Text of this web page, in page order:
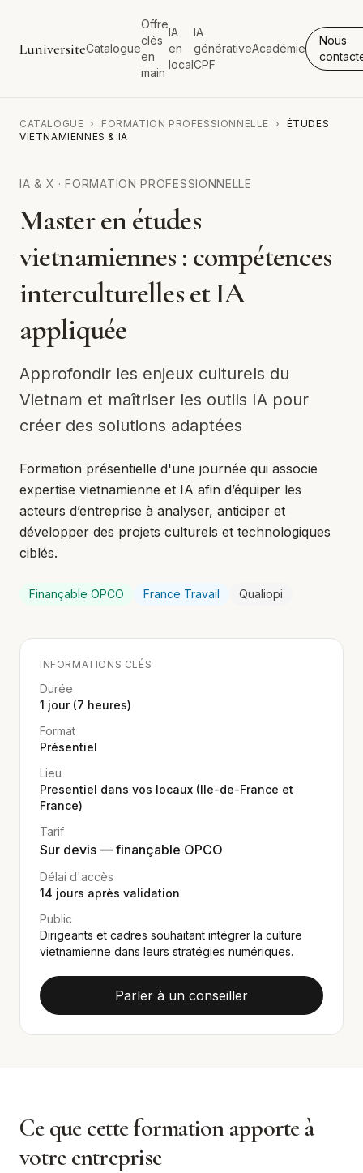
LuniversiteCatalogue
Offre
clés
en
main
IA
en
local
IA
générative
CPF
Académie
Nous
CATALOGUE › FORMATION PROFESSIONNELLE ›
ÉTUDES
VIETNAMIENNES & IA
IA & X ·FORMATION PROFESSIONNELLE
Master en études
vietnamiennes : compétences
interculturelles et IA
appliquée
Approfondir les enjeux culturels du
Vietnam et maîtriser les outils IA pour
créer des solutions adaptées
Formation présentielle d'une journée qui associe
expertise vietnamienne et IA afin d’équiper les
acteurs d’entreprise à analyser, anticiper et
développer des projets culturels et technologiques
ciblés.
Finançable OPCO France Travail Qualiopi
INFORMATIONS CLÉS
Durée
1 jour (7 heures)
Format
Présentiel
Lieu
Presentiel dans vos locaux (Ile-de-France et
France)
Tarif
Sur devis — finançable OPCO
Délai d'accès
14 jours après validation
Public
Dirigeants et cadres souhaitant intégrer la culture
vietnamienne dans leurs stratégies numériques.
Parler à un conseiller
Ce que cette formation apporte à
votre entreprise